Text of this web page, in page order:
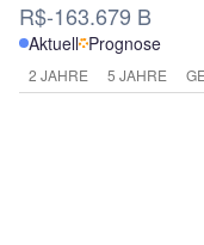
R$-163.679 B
Aktuell Prognose
2 JAHRE 5 JAHRE